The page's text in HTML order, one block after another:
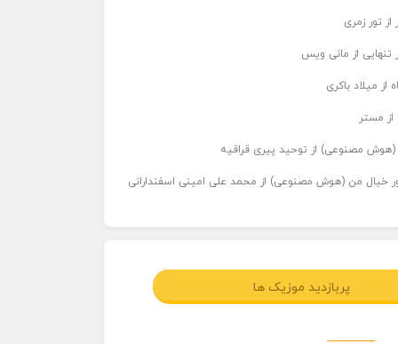
تور زمری
تنهایی از مانی ویس
از میلاد باکری
از مستر
(هوش مصنوعی) از توحید پیری قراقیه
خیال من (هوش مصنوعی) از محمد علی امینی اسفندارانی
پربازدید موزیک ها